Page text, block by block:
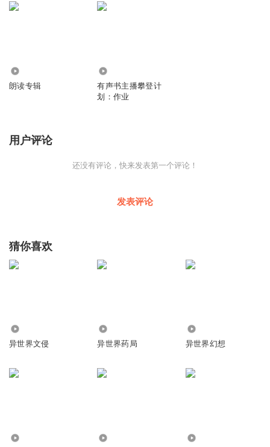
朗读专辑
有声书主播攀登计
划：作业
用户评论
还没有评论，快来发表第一个评论！
发表评论
猜你喜欢
异世界文侵 异世界药局 异世界幻想